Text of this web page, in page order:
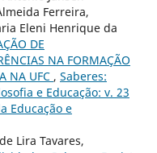
Ferreira,
Eleni Henrique da
DE
NA FORMAÇÃO
NA UFC , Saberes:
e Educação: v. 23
Educação e
Lira Tavares,